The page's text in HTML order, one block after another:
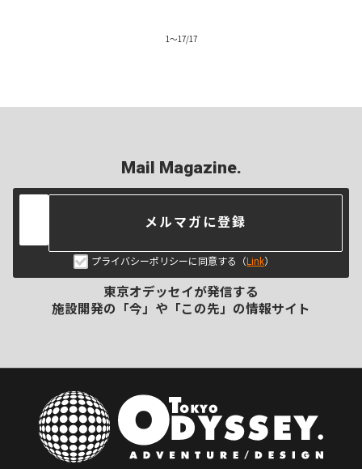
1〜17/17
Mail Magazine.
メルマガに登録
プライバシーポリシーに同意する（ Link）
東京オデッセイが発信する
施設開発の「今」や「この先」の情報サイト